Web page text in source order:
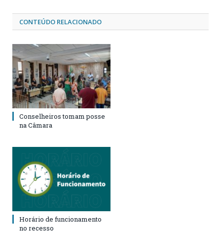
CONTEÚDO RELACIONADO
Conselheiros tomam posse
na Câmara
Horário de funcionamento
no recesso